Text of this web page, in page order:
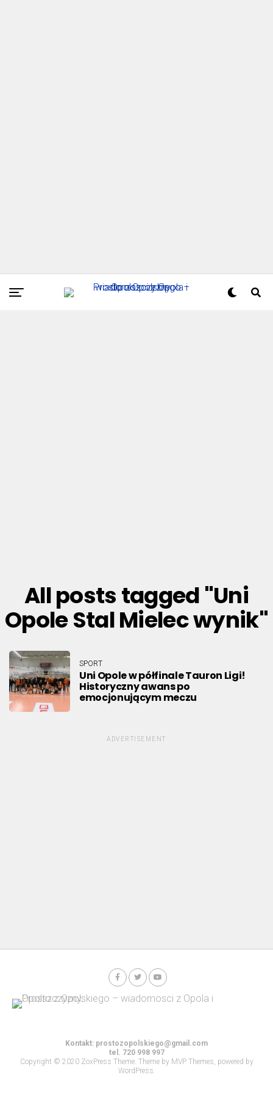
All posts tagged "Uni
Opole Stal Mielec wynik"
SPORT
Uni Opole w półfinale Tauron Ligi!
Historyczny awans po
emocjonującym meczu
ADVERTISEMENT
Kontakt: prostozopolskiego@gmail.com
tel. 720 998 997
Copyright © 2020 ZoxPress Theme. Theme by MVP Themes, powered by
WordPress.